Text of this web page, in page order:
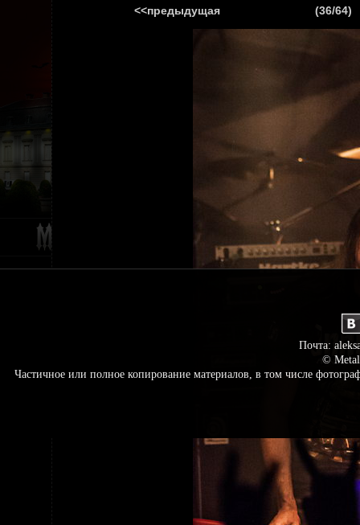
ГЛАВНАЯ
<<предыдущая (36/64)
Почта:
©
Частичное или полное копирование материалов, в том числе